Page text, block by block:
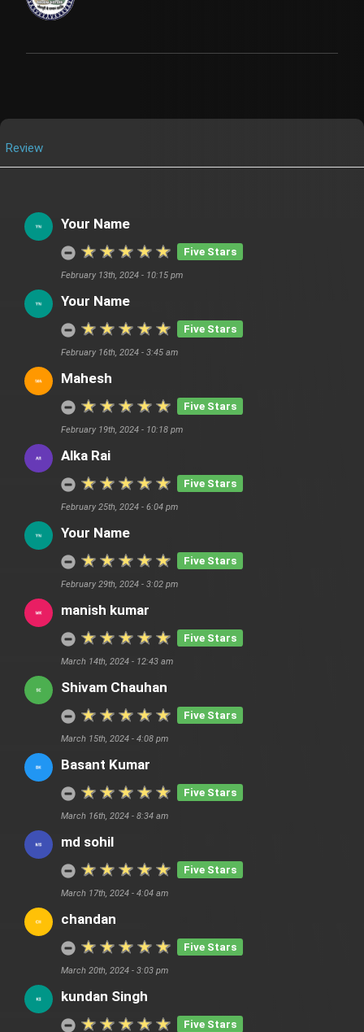
Review
Your Name
Five Stars
February 13th, 2024 - 10:15 pm
Your Name
Five Stars
February 16th, 2024 - 3:45 am
Mahesh
Five Stars
February 19th, 2024 - 10:18 pm
Alka Rai
Five Stars
February 25th, 2024 - 6:04 pm
Your Name
Five Stars
February 29th, 2024 - 3:02 pm
manish kumar
Five Stars
March 14th, 2024 - 12:43 am
Shivam Chauhan
Five Stars
March 15th, 2024 - 4:08 pm
Basant Kumar
Five Stars
March 16th, 2024 - 8:34 am
md sohil
Five Stars
March 17th, 2024 - 4:04 am
chandan
Five Stars
March 20th, 2024 - 3:03 pm
kundan Singh
Five Stars